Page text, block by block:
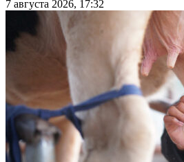
7 августа 2026, 17:32